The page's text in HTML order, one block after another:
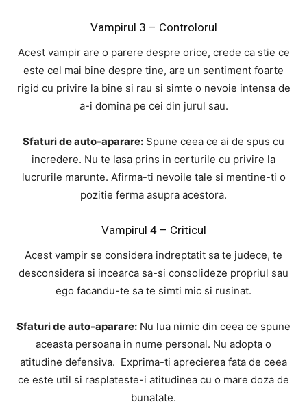
Vampirul 3 – Controlorul
Acest vampir are o parere despre orice, crede ca stie ce
este cel mai bine despre tine, are un sentiment foarte
rigid cu privire la bine si rau si simte o nevoie intensa de
a-i domina pe cei din jurul sau.
Sfaturi de auto-aparare: Spune ceea ce ai de spus cu
incredere. Nu te lasa prins in certurile cu privire la
lucrurile marunte. Afirma-ti nevoile tale si mentine-ti o
pozitie ferma asupra acestora.
Vampirul 4 – Criticul
Acest vampir se considera indreptatit sa te judece, te
desconsidera si incearca sa-si consolideze propriul sau
ego facandu-te sa te simti mic si rusinat.
Sfaturi de auto-aparare: Nu lua nimic din ceea ce spune
aceasta persoana in nume personal. Nu adopta o
atitudine defensiva. Exprima-ti aprecierea fata de ceea
ce este util si rasplateste-i atitudinea cu o mare doza de
bunatate.